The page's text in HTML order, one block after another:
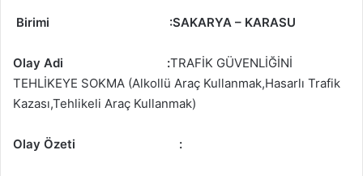
Birimi :SAKARYA – KARASU
Olay Adi :TRAFİK GÜVENLİĞİNİ
TEHLİKEYE SOKMA (Alkollü Araç Kullanmak,Hasarlı Trafik
Kazası,Tehlikeli Araç Kullanmak)
Olay Özeti :